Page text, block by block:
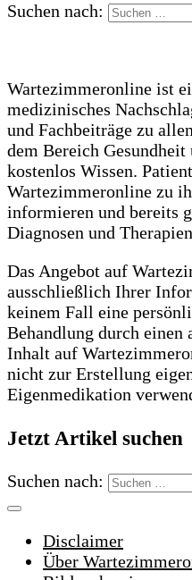
Suchen nach:
Wartezimmeronline ist
medizinisches
und Fachbeiträge zu
dem Bereich
kostenlos Wissen.
Wartezimmeronline zu
informieren und bereits
Diagnosen und
Das Angebot auf
ausschließlich Ihrer
keinem Fall eine
Behandlung durch
Inhalt auf
nicht zur Erstellung
Eigenmedikation
Jetzt Artikel suchen
Suchen nach:
Disclaimer
Über